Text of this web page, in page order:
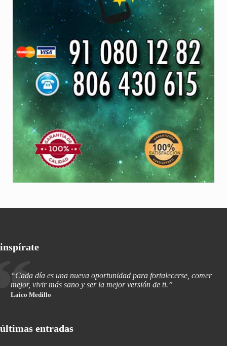
inspírate
“Cada día es una nueva oportunidad para fortalecerse, comer
mejor, vivir más sano y ser la mejor versión de ti.”
Laico Medillo
últimas entradas